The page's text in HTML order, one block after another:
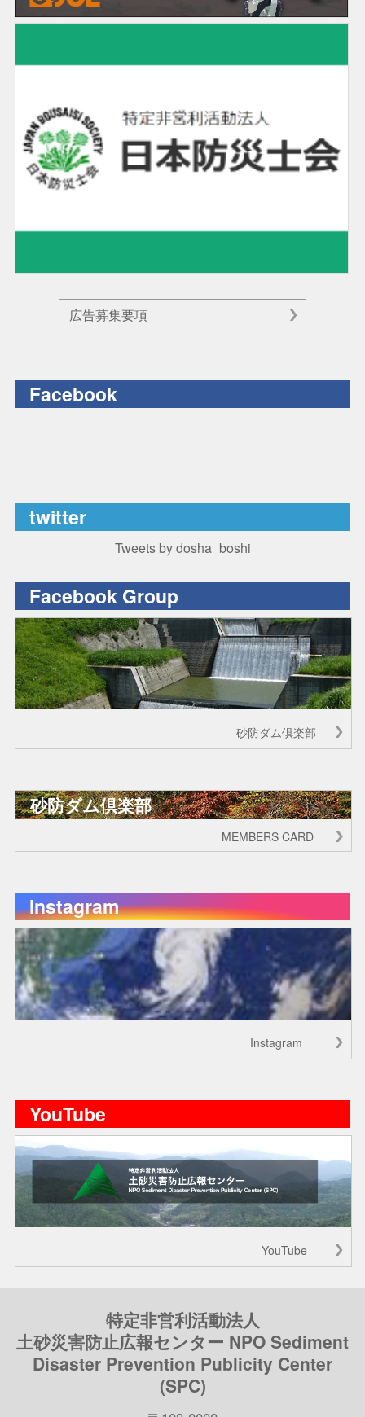
広告募集要項
Facebook
twitter
Tweets by dosha_boshi
Facebook Group
砂防ダム倶楽部
砂防ダム倶楽部
MEMBERS CARD
Instagram
Instagram
YouTube
YouTube
特定非営利活動法人
土砂災害防止広報センター NPO Sediment
Disaster Prevention Publicity Center
(SPC)